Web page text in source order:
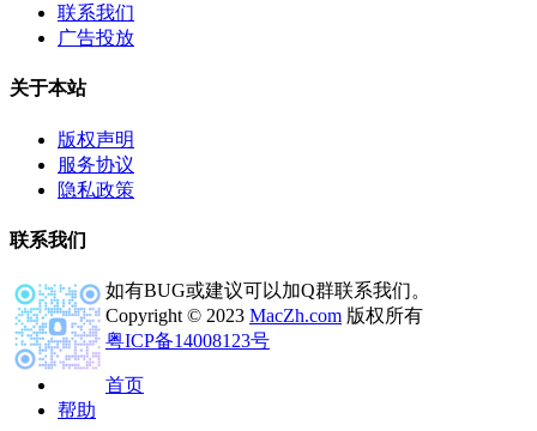
联系我们
广告投放
关于本站
版权声明
服务协议
隐私政策
联系我们
如有BUG或建议可以加Q群联系我们。
Copyright © 2023 MacZh.com 版权所有
粤ICP备14008123号
首页
帮助